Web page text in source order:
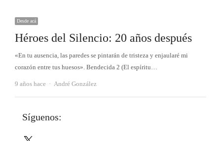
Desde acá
Héroes del Silencio: 20 años después
«En tu ausencia, las paredes se pintarán de tristeza y enjaularé mi
corazón entre tus huesos». Bendecida 2 (El espíritu…
9 años hace Autor
André González
Síguenos: